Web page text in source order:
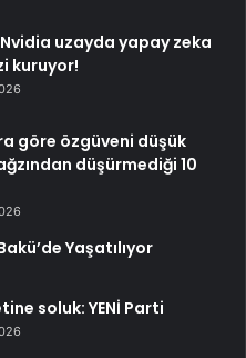
uzayda yapay zeka
kuruyor!
göre özgüveni düşük
düşürmediği 10
Yaşatılıyor
soluk: YENİ Parti